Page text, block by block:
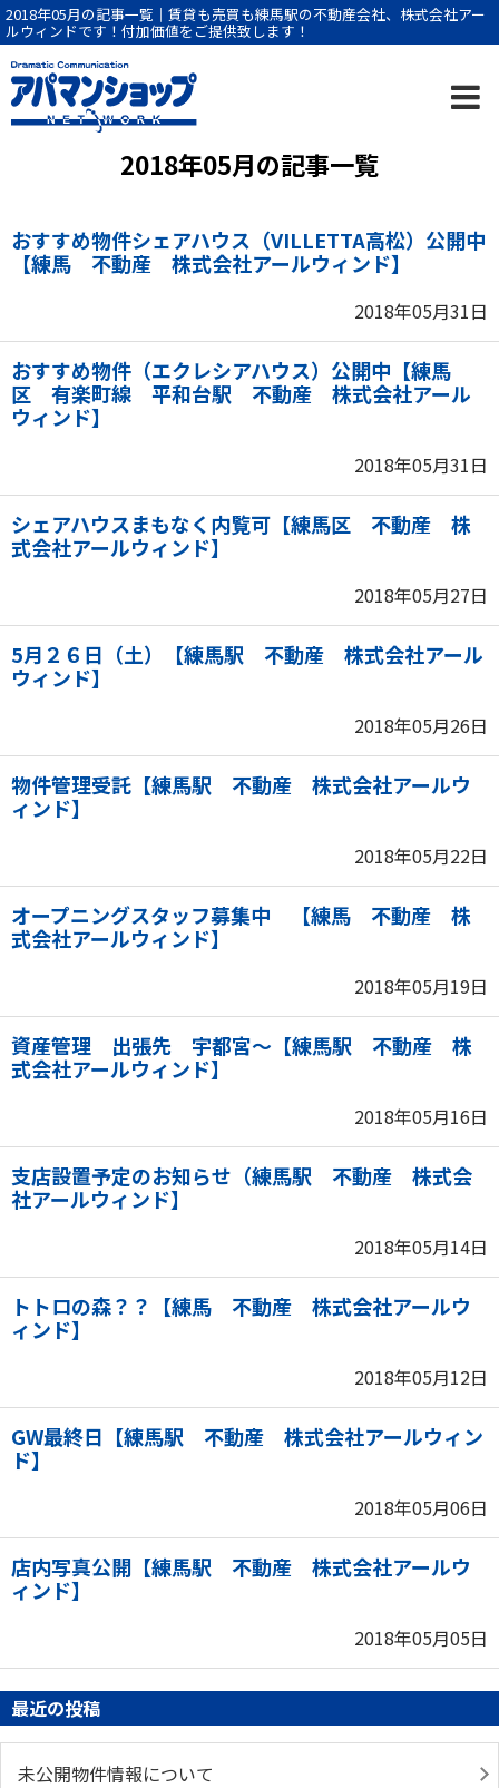
2018年05月の記事一覧｜賃貸も売買も練馬駅の不動産会社、株式会社アー
ルウィンドです！付加価値をご提供致します！
2018年05月の記事一覧
おすすめ物件シェアハウス（VILLETTA高松）公開中
【練馬 不動産 株式会社アールウィンド】
2018年05月31日
おすすめ物件（エクレシアハウス）公開中【練馬
区 有楽町線 平和台駅 不動産 株式会社アール
ウィンド】
2018年05月31日
シェアハウスまもなく内覧可【練馬区 不動産 株
式会社アールウィンド】
2018年05月27日
5月２６日（土）【練馬駅 不動産 株式会社アール
ウィンド】
2018年05月26日
物件管理受託【練馬駅 不動産 株式会社アールウ
ィンド】
2018年05月22日
オープニングスタッフ募集中 【練馬 不動産 株
式会社アールウィンド】
2018年05月19日
資産管理 出張先 宇都宮～【練馬駅 不動産 株
式会社アールウィンド】
2018年05月16日
支店設置予定のお知らせ（練馬駅 不動産 株式会
社アールウィンド】
2018年05月14日
トトロの森？？【練馬 不動産 株式会社アールウ
ィンド】
2018年05月12日
GW最終日【練馬駅 不動産 株式会社アールウィン
ド】
2018年05月06日
店内写真公開【練馬駅 不動産 株式会社アールウ
ィンド】
2018年05月05日
最近の投稿
未公開物件情報について